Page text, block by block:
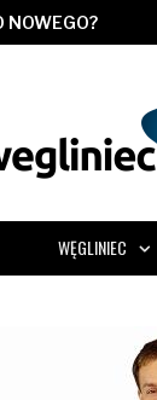
NOWEGO?
WĘGLINIEC